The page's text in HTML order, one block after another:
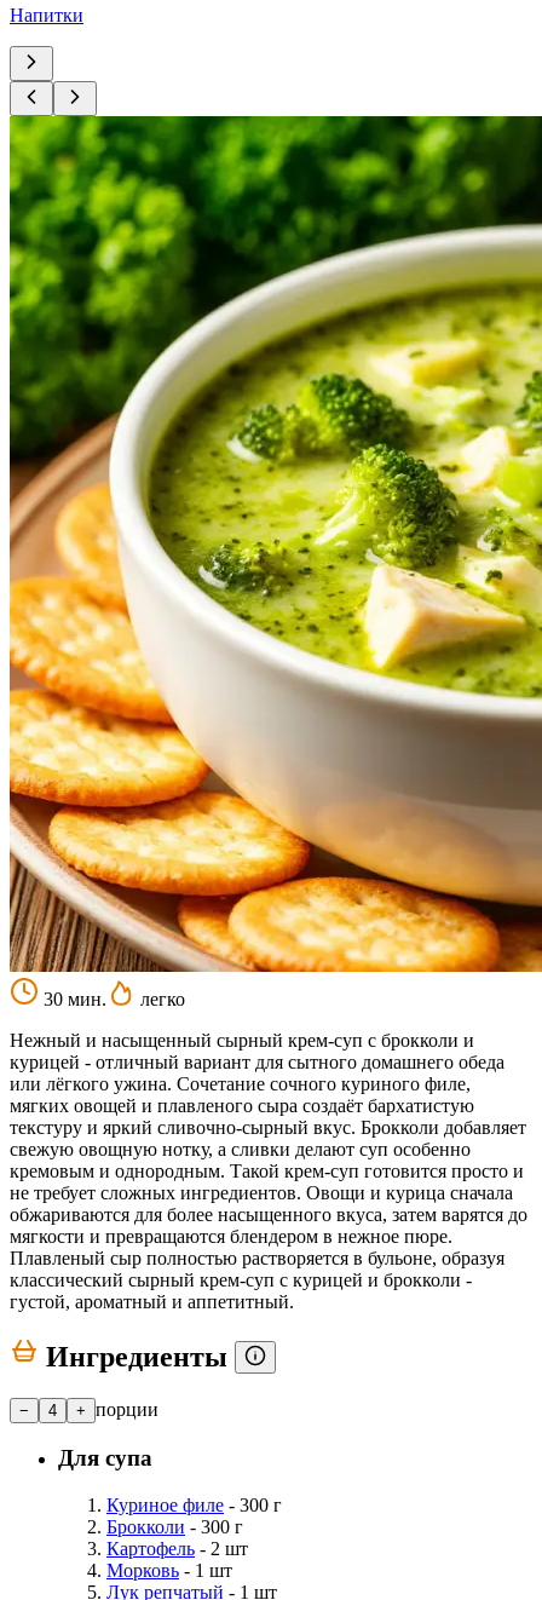
Напитки
30 мин.
легко
Нежный и насыщенный сырный крем-суп с брокколи и
курицей - отличный вариант для сытного домашнего обеда
или лёгкого ужина. Сочетание сочного куриного филе,
мягких овощей и плавленого сыра создаёт бархатистую
текстуру и яркий сливочно-сырный вкус. Брокколи добавляет
свежую овощную нотку, а сливки делают суп особенно
кремовым и однородным. Такой крем-суп готовится просто и
не требует сложных ингредиентов. Овощи и курица сначала
обжариваются для более насыщенного вкуса, затем варятся до
мягкости и превращаются блендером в нежное пюре.
Плавленый сыр полностью растворяется в бульоне, образуя
классический сырный крем-суп с курицей и брокколи -
густой, ароматный и аппетитный.
Ингредиенты
− 4 + порции
Для супа
Куриное филе - 300 г
Брокколи - 300 г
Картофель - 2 шт
Морковь - 1 шт
Лук репчатый - 1 шт